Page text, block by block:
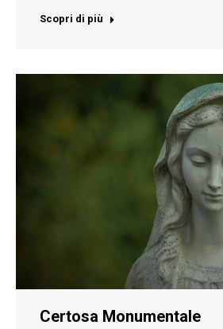
Scopri di più
Certosa Monumentale